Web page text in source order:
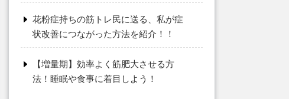
花粉症持ちの筋トレ民に送る、私が症
状改善につながった方法を紹介！！
【増量期】効率よく筋肥大させる方
法！睡眠や食事に着目しよう！